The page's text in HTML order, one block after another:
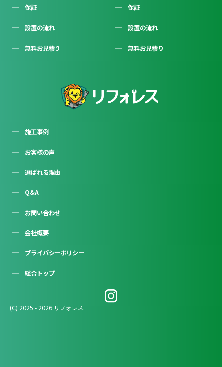
施工事例
お客様の声
選ばれる理由
Q&A
お問い合わせ
会社概要
プライバシーポリシー
総合トップ
(C) 2025 - 2026 リフォレス.
保証
設置の流れ
無料お見積り
保証
設置の流れ
無料お見積り